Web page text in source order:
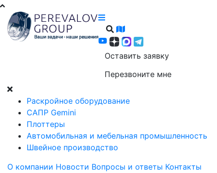
Оставить заявку
Перезвоните мне
Раскройное оборудование
САПР Gemini
Плоттеры
Автомобильная и мебельная промышленность
Швейное производство
О компании Новости Вопросы и ответы Контакты